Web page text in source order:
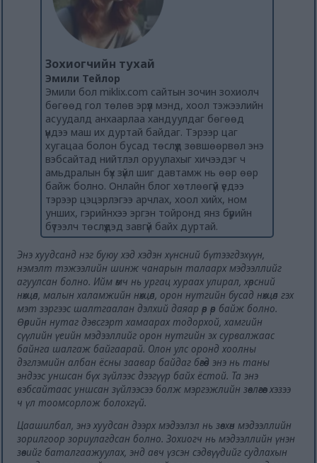
Зохиогчийн тухай
Эмили Тейлор
Эмили бол miklix.com сайтын зочин зохиолч
бөгөөд гол төлөв эрүүл мэнд, хоол тэжээлийн
асуудалд анхаарлаа хандуулдаг бөгөөд
үүндээ маш их дуртай байдаг. Тэрээр цаг
хугацаа болон бусад төслүүд зөвшөөрвөл энэ
вэбсайтад нийтлэл оруулахыг хичээдэг ч
амьдралын бүх зүйл шиг давтамж нь өөр өөр
байж болно. Онлайн блог хөтлөөгүй үедээ
тэрээр цэцэрлэгээ арчлах, хоол хийх, ном
унших, гэрийнхээ эргэн тойронд янз бүрийн
бүтээлч төслүүдэд завгүй байх дуртай.
Энэ хуудсанд нэг буюу хэд хэдэн хүнсний бүтээгдэхүүн,
нэмэлт тэжээлийн шинж чанарын талаарх мэдээллийг
агуулсан болно. Ийм өмч нь ургац хураах улирал, хөрсний
нөхцөл, малын халамжийн нөхцөл, орон нутгийн бусад нөхцөл гэх
мэт зэргээс шалтгаалан дэлхий даяар өөр өөр байж болно.
Өөрийн нутаг дэвсгэрт хамаарах тодорхой, хамгийн
сүүлийн үеийн мэдээллийг орон нутгийн эх сурвалжаас
байнга шалгаж байгаарай. Олон улс оронд хоолны
дэглэмийн албан ёсны заавар байдаг бөгөөд энэ нь таны
эндээс уншсан бүх зүйлээс дээгүүр байх ёстой. Та энэ
вэбсайтаас уншсан зүйлээсээ болж мэргэжлийн зөвлөгөөг хэзээ
ч үл тоомсорлож болохгүй.
Цаашилбал, энэ хуудсан дээрх мэдээлэл нь зөвхөн мэдээллийн
зорилгоор зориулагдсан болно. Зохиогч нь мэдээллийн үнэн
зөвийг баталгаажуулах, энд авч үзсэн сэдвүүдийг судлахын